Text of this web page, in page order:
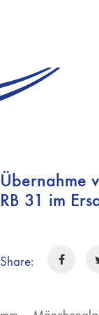
Übernahme
RB 31 im
Share: